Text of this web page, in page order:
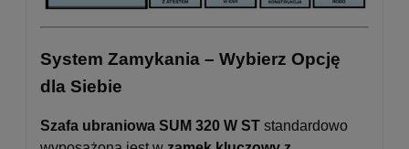
System Zamykania – Wybierz Opcję
dla Siebie
Szafa ubraniowa SUM 320 W ST standardowo